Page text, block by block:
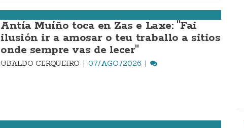
Antía Muíño toca en Zas e Laxe: "Fai
ilusión ir a amosar o teu traballo a sitios
onde sempre vas de lecer"
UBALDO CERQUEIRO 07/AGO./2026